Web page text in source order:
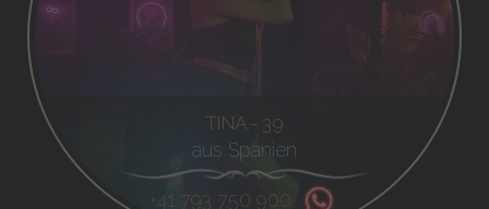
TINA - 39
aus Spanien
+41 793 750 900